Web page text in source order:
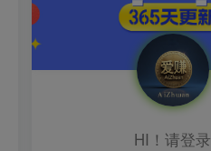
HI！请登录